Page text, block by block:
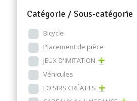
Catégorie / Sous-catégorie
Bicycle
Placement de pièce
JEUX D'IMITATION
Véhicules
LOISIRS CRÉATIFS